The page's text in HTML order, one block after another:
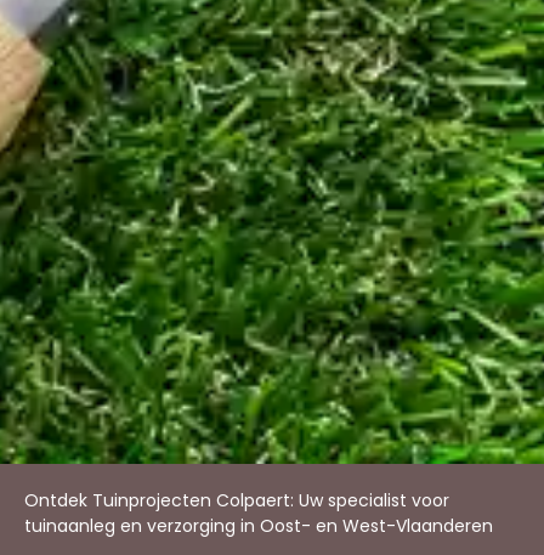
Ontdek Tuinprojecten Colpaert: Uw specialist voor
tuinaanleg en verzorging in Oost- en West-Vlaanderen